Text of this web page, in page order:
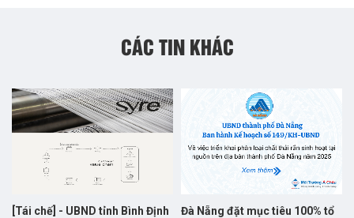
CÁC TIN KHÁC
[Tái chế] - UBND tỉnh Bình Định
Đà Nẵng đặt mục tiêu 100% tổ